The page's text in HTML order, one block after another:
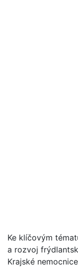
Ke klíčovým
a rozvoj
Krajské